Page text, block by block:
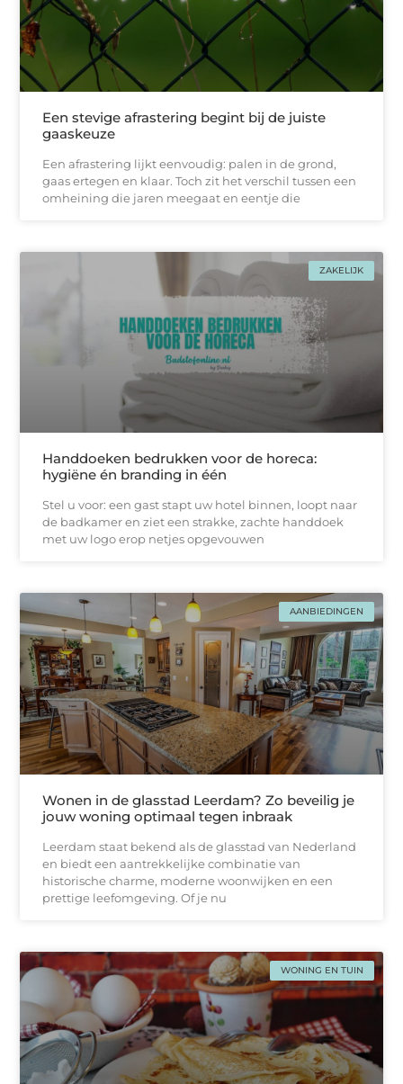
Een stevige afrastering begint bij de juiste
gaaskeuze
Een afrastering lijkt eenvoudig: palen in de grond,
gaas ertegen en klaar. Toch zit het verschil tussen een
omheining die jaren meegaat en eentje die
ZAKELIJK
Handdoeken bedrukken voor de horeca:
hygiëne én branding in één
Stel u voor: een gast stapt uw hotel binnen, loopt naar
de badkamer en ziet een strakke, zachtе handdoek
met uw logo erop netjes opgevouwen
AANBIEDINGEN
Wonen in de glasstad Leerdam? Zo beveilig je
jouw woning optimaal tegen inbraak
Leerdam staat bekend als de glasstad van Nederland
en biedt een aantrekkelijke combinatie van
historische charme, moderne woonwijken en een
prettige leefomgeving. Of je nu
WONING EN TUIN